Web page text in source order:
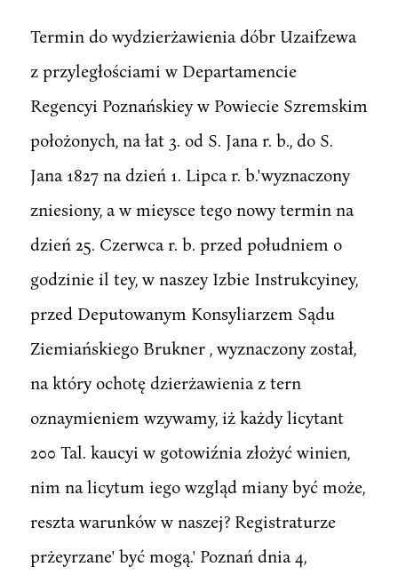
Termin do wydzierżawienia dóbr Uzaifzewa
z przyległościami w Departamencie
Regencyi Poznańskiey w Powiecie Szremskim
położonych, na łat 3. od S. Jana r. b., do S.
Jana 1827 na dzień 1. Lipca r. b.'wyznaczony
zniesiony, a w mieysce tego nowy termin na
dzień 25. Czerwca r. b. przed południem o
godzinie il tey, w naszey Izbie Instrukcyiney,
przed Deputowanym Konsyliarzem Sądu
Ziemiańskiego Brukner , wyznaczony został,
na który ochotę dzierżawienia z tern
oznaymieniem wzywamy, iż każdy licytant
200 Tal. kaucyi w gotowiźnia złożyć winien,
nim na licytum iego wzgląd miany być może,
reszta warunków w naszej? Registraturze
prżeyrzane' być mogą.' Poznań dnia 4,